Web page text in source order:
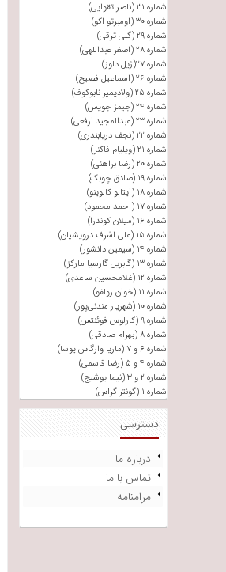
شماره ۳۱ (ناصر تقوایی)
شماره ۳۰ (اومبرتو اکو)
شماره ۲۹ (گلی ترقی)
شماره ۲۸ (اصغر عبداللهی)
شماره ۲۷(ژیل دلوز)
شماره ۲۶ (اسماعیل فصیح)
شماره ۲۵ (ولادیمیر نابوکوف)
شماره ۲۴ (جیمز جویس)
شماره ۲۳ (عبدالمجید ارفعی)
شماره ۲۲ (نجف دریابندری)
شماره ۲۱ (ویلیام فاکنر)
شماره ۲۰ (رضا براهنی)
شماره ۱۹ (صادق چوبک)
شماره ۱۸ (ایتالو کالوینو)
شماره ۱۷ (احمد محمود)
شماره ۱۶ (میلان کوندرا)
شماره ۱۵ (علی اشرف درویشیان)
شماره ۱۴ (سیمین دانشور)
شماره ۱۳ (گابریل گارسیا مارکز)
شماره ۱۲ (غلامحسین ساعدی)
شماره ۱۱ (خوان رولفو)
شماره ۱۰ (شهریار مندنی‌پور)
شماره ۹ (کارلوس فوئنتس)
شماره ۸ (بهرام صادقی)
شماره ۶ و ۷ (ماریا وارگاس یوسا)
شماره ۴ و ۵ (رضا قاسمی)
شماره ۲ و ۳ (نیما یوشیج)
شماره ۱ (گونتر گراس)
دسترسی
درباره ما
تماس با ما
مرامنامه